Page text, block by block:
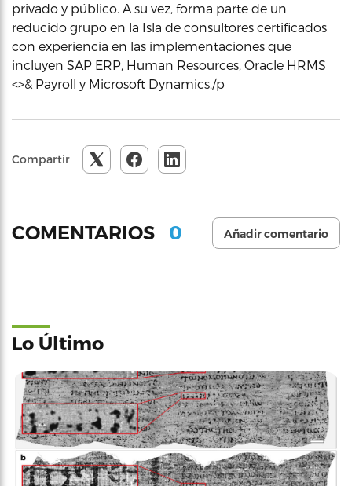
privado y público. A su vez, forma parte de un
reducido grupo en la Isla de consultores certificados
con experiencia en las implementaciones que
incluyen SAP ERP, Human Resources, Oracle HRMS
<>& Payroll y Microsoft Dynamics./p
Compartir
COMENTARIOS 0 Añadir comentario
Lo Último